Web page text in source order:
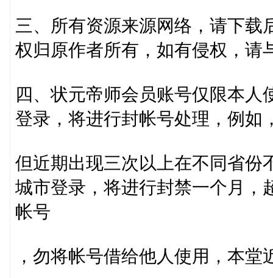
三、所有资源来源网络，请下载
权归原作者所有，如有侵权，请
四、状元帝师会员账号仅限本人
登录，将进行封帐号处理，例如
但近期出现三次以上在不同省份
城市登录，将进行封禁一个月，
帐号
，勿将帐号借给他人使用，本